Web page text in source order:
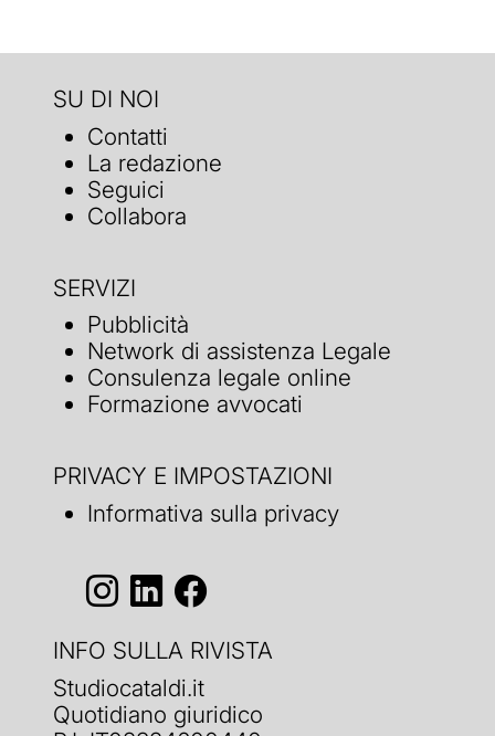
SU DI NOI
Contatti
La redazione
Seguici
Collabora
SERVIZI
Pubblicità
Network di assistenza Legale
Consulenza legale online
Formazione avvocati
PRIVACY E IMPOSTAZIONI
Informativa sulla privacy
INFO SULLA RIVISTA
Studiocataldi.it
Quotidiano giuridico